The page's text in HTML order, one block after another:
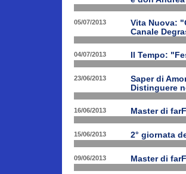
05/07/2013
Vita Nuova:
Canale
04/07/2013 Il Tempo:
23/06/2013
Saper di
Distinguere
16/06/2013 Master di
15/06/2013 2° giornata
09/06/2013 Master di